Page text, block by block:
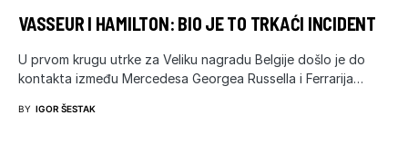
VASSEUR I HAMILTON: BIO JE TO TRKAĆI INCIDENT
U prvom krugu utrke za Veliku nagradu Belgije došlo je do
kontakta između Mercedesa Georgea Russella i Ferrarija…
BY IGOR ŠESTAK